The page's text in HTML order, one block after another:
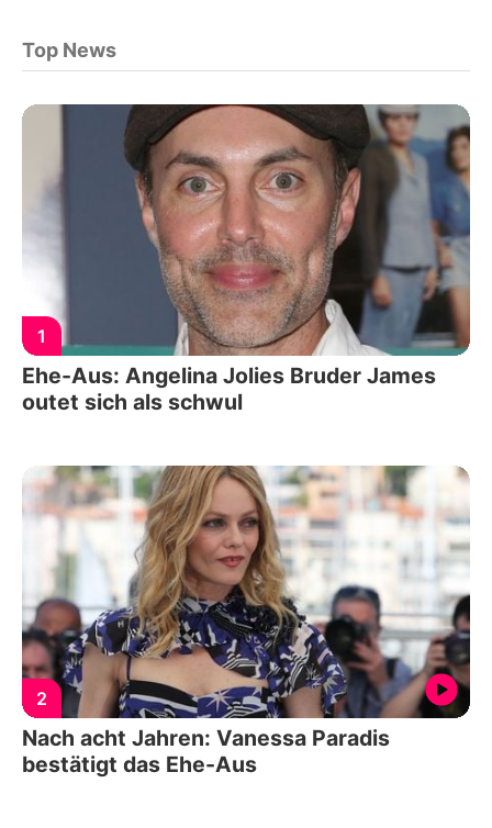
Top News
1
Ehe-Aus: Angelina Jolies Bruder James
outet sich als schwul
2
Nach acht Jahren: Vanessa Paradis
bestätigt das Ehe-Aus